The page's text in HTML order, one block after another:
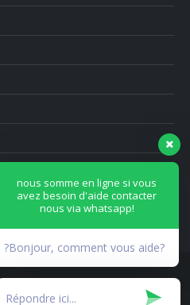
nous somme en ligne si vous
avez besoin d'aide contacter
nous via whatsapp!
?Bonjour, comment vous aide?